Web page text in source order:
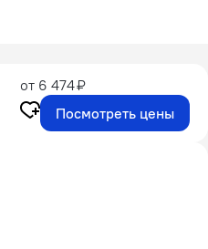
от 6 474 ₽
Посмотреть цены